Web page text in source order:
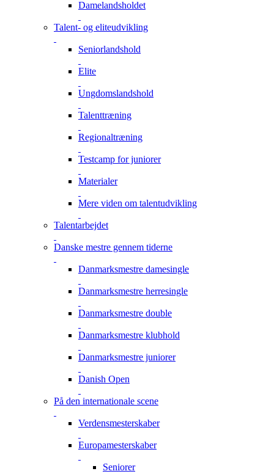
Damelandsholdet
Talent- og eliteudvikling
Seniorlandshold
Elite
Ungdomslandshold
Talenttræning
Regionaltræning
Testcamp for juniorer
Materialer
Mere viden om talentudvikling
Talentarbejdet
Danske mestre gennem tiderne
Danmarksmestre damesingle
Danmarksmestre herresingle
Danmarksmestre double
Danmarksmestre klubhold
Danmarksmestre juniorer
Danish Open
På den internationale scene
Verdensmesterskaber
Europamesterskaber
Seniorer